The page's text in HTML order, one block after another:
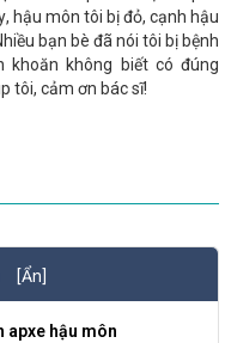
hậu môn tôi bị đỏ, cạnh hậu
bạn bè đã nói tôi bị bệnh
không biết có đúng
tôi, cảm ơn bác sĩ!
[Ẩn]
apxe hậu môn